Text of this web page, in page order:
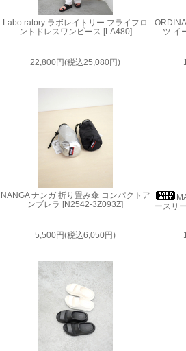
Labo ratory ラボレイトリー フライフロ
ントドレスワンピース [LA480]
22,800円(税込25,080円)
ツ イ
NANGA ナンガ 折り畳み傘 コンパクトア
ンブレラ [N2542-3Z093Z]
5,500円(税込6,050円)
ースリ